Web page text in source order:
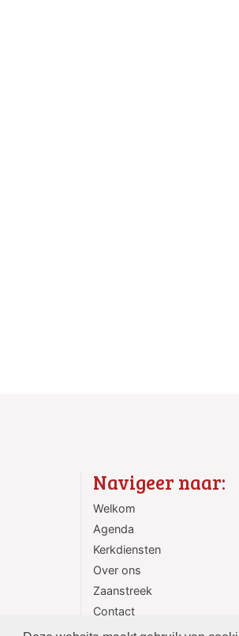
Navigeer naar:
Welkom
Agenda
Kerkdiensten
Over ons
Zaanstreek
Contact
ANBI